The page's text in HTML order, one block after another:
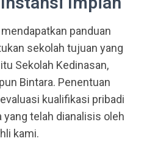
panduan
sekolah tujuan yang
Sekolah Kedinasan,
Bintara. Penentuan
kualifikasi pribadi
telah dianalisis oleh
kami.